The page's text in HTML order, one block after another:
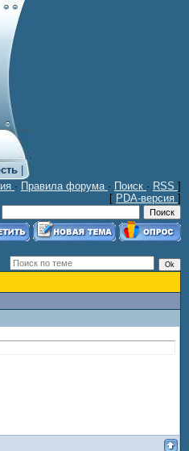
|
· Правила форума · Поиск · RSS ]
[ PDA-версия ]